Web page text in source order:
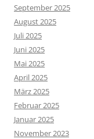
September 2025
August 2025
Juli 2025
Juni 2025
Mai 2025
April 2025
März 2025
Februar 2025
Januar 2025
November 2023